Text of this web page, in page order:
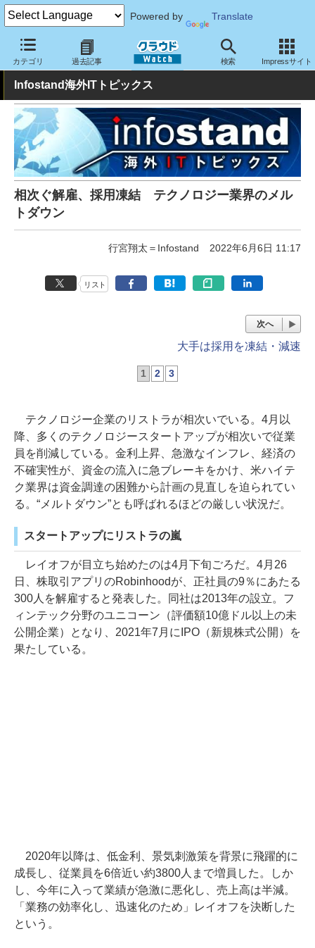
Powered by Translate
カテゴリ 過去記事 検索 Impressサイト
クラウド Watch トピック 業界動向
Infostand海外ITトピックス
相次ぐ解雇、採用凍結 テクノロジー業界のメル
トダウン
行宮翔太＝Infostand 2022年6月6日 11:17
リスト
次へ
大手は採用を凍結・減速
1 2 3
テクノロジー企業のリストラが相次いでいる。4月以
降、多くのテクノロジースタートアップが相次いで従業
員を削減している。金利上昇、急激なインフレ、経済の
不確実性が、資金の流入に急ブレーキをかけ、米ハイテ
ク業界は資金調達の困難から計画の見直しを迫られてい
る。“メルトダウン”とも呼ばれるほどの厳しい状況だ。
スタートアップにリストラの嵐
レイオフが目立ち始めたのは4月下旬ごろだ。4月26
日、株取引アプリのRobinhoodが、正社員の9％にあたる
300人を解雇すると発表した。同社は2013年の設立。フ
ィンテック分野のユニコーン（評価額10億ドル以上の未
公開企業）となり、2021年7月にIPO（新規株式公開）を
果たしている。
2020年以降は、低金利、景気刺激策を背景に飛躍的に
成長し、従業員を6倍近い約3800人まで増員した。しか
し、今年に入って業績が急激に悪化し、売上高は半減。
「業務の効率化し、迅速化のため」レイオフを決断した
という。